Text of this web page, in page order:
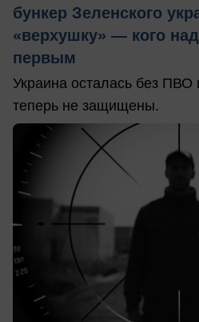
бункер Зеленского
«верхушку» — кого
первым
Украина осталась без ПВО
теперь не защищены.